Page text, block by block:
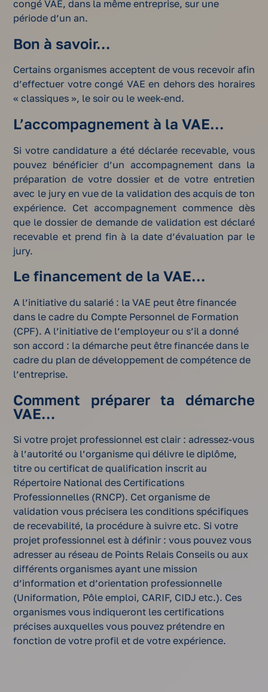
congé VAE, dans la même entreprise, sur une
période d’un an.
Bon à savoir…
Certains organismes acceptent de vous recevoir afin
d’effectuer votre congé VAE en dehors des horaires
« classiques », le soir ou le week-end.
L’accompagnement à la VAE…
Si votre candidature a été déclarée recevable, vous
pouvez bénéficier d’un accompagnement dans la
préparation de votre dossier et de votre entretien
avec le jury en vue de la validation des acquis de ton
expérience. Cet accompagnement commence dès
que le dossier de demande de validation est déclaré
recevable et prend fin à la date d’évaluation par le
jury.
Le financement de la VAE…
A l’initiative du salarié : la VAE peut être financée
dans le cadre du Compte Personnel de Formation
(CPF). A l’initiative de l’employeur ou s’il a donné
son accord : la démarche peut être financée dans le
cadre du plan de développement de compétence de
l’entreprise.
Comment préparer ta démarche
VAE…
Si votre projet professionnel est clair : adressez-vous
à l’autorité ou l’organisme qui délivre le diplôme,
titre ou certificat de qualification inscrit au
Répertoire National des Certifications
Professionnelles (RNCP). Cet organisme de
validation vous précisera les conditions spécifiques
de recevabilité, la procédure à suivre etc. Si votre
projet professionnel est à définir : vous pouvez vous
adresser au réseau de Points Relais Conseils ou aux
différents organismes ayant une mission
d’information et d’orientation professionnelle
(Uniformation, Pôle emploi, CARIF, CIDJ etc.). Ces
organismes vous indiqueront les certifications
précises auxquelles vous pouvez prétendre en
fonction de votre profil et de votre expérience.